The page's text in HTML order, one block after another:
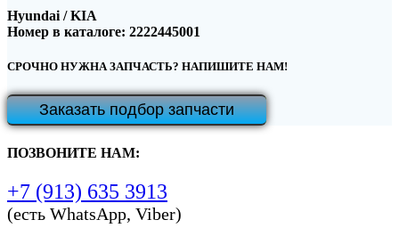
Hyundai / KIA
Номер в каталоге: 2222445001
СРОЧНО НУЖНА ЗАПЧАСТЬ? НАПИШИТЕ НАМ!
Заказать подбор запчасти
ПОЗВОНИТЕ НАМ:
+7 (913) 635 3913
(есть WhatsApp, Viber)